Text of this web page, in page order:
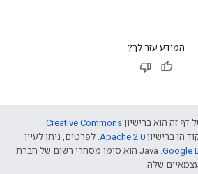
המידע עזר לך?
דף זה הוא ברישיון Creative Commons
הן ברישיון Apache 2.0. לפרטים, ניתן לעיין
.‏ Java הוא סימן מסחרי רשום של חברת